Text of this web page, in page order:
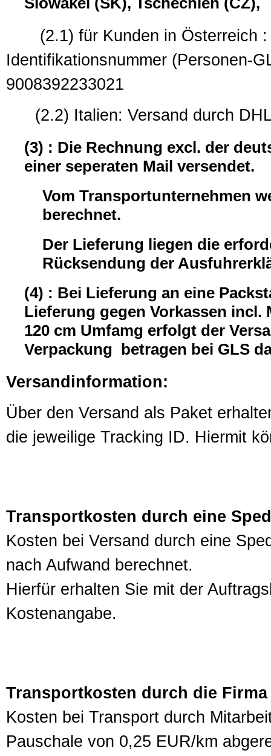
(2.1) für Kunden in Österreich :
Identifikationsnummer
9008392233021
(2.2) Italien: Versand durch
(3) : Die Rechnung excl. der
einer seperaten Mail versendet.
Vom Transportunternehmen
berechnet.
Der Lieferung liegen die
Rücksendung der
(4) : Bei Lieferung an eine
Lieferung gegen Vorkassen
120 cm Umfamg erfolgt der
Verpackung betragen bei GLS
Versandinformation:
Über den Versand als Paket
die jeweilige Tracking ID. Hiermit
Transportkosten durch eine
Kosten bei Versand durch eine
nach Aufwand berechnet.
Hierfür erhalten Sie mit der
Kostenangabe.
Transportkosten durch die
Kosten bei Transport durch
Pauschale von 0,25 EUR/km